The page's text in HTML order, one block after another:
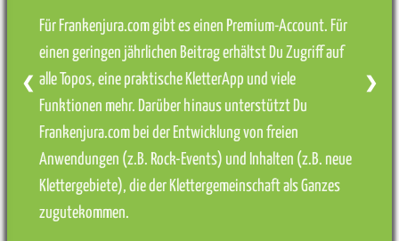
Für Frankenjura.com gibt es einen Premium-Account. Für
einen geringen jährlichen Beitrag erhältst Du Zugriff auf
alle Topos, eine praktische KletterApp und viele
Funktionen mehr. Darüber hinaus unterstützt Du
Frankenjura.com bei der Entwicklung von freien
Anwendungen (z.B. Rock-Events) und Inhalten (z.B. neue
Klettergebiete), die der Klettergemeinschaft als Ganzes
zugutekommen.
❮ ❯